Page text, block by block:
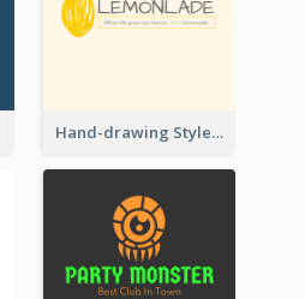
Hand-drawing Style Fruit Logo